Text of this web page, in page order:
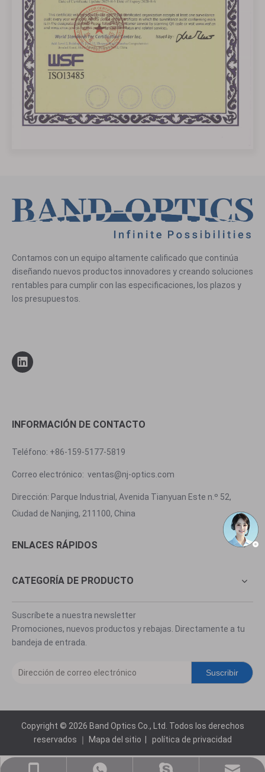
Contamos con un equipo altamente calificado que continúa
diseñando nuevos productos innovadores y creando soluciones
rentables para cumplir con las especificaciones, los plazos y
los presupuestos.
INFORMACIÓN DE CONTACTO
Teléfono: +86-159-5177-5819
Correo electrónico: ventas@nj-optics.com
Dirección: Parque Industrial, Avenida Tianyuan Este n.º 52,
Ciudad de Nanjing, 211100, China
ENLACES RÁPIDOS
CATEGORÍA DE PRODUCTO
Suscríbete a nuestra newsletter
Promociones, nuevos productos y rebajas. Directamente a tu
bandeja de entrada.
Suscribir
Copyright © 2026 Band Optics Co., Ltd. Todos los derechos
reservados ｜
Mapa del sitio política de privacidad